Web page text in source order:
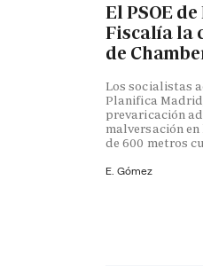
El PSOE
Fiscalía la
de
Los socialistas
Planifica
prevaricación
malversación
de 600 metros
E. Gómez